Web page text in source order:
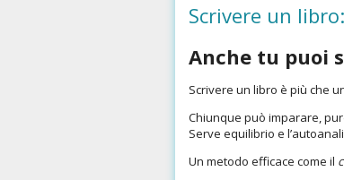
Scrivere un
Anche tu puoi
Scrivere un libro è più che
Chiunque può imparare,
Serve equilibrio e
Un metodo efficace come il